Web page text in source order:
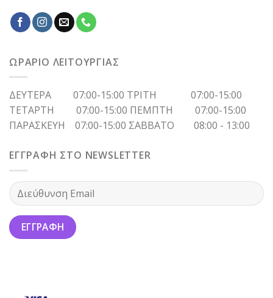
ΩΡΑΡΙΟ ΛΕΙΤΟΥΡΓΙΑΣ
ΔΕΥΤΕΡΑ 07:00-15:00 ΤΡΙΤΗ 07:00-15:00
ΤΕΤΑΡΤΗ 07:00-15:00 ΠΕΜΠΤΗ 07:00-15:00
ΠΑΡΑΣΚΕΥΗ 07:00-15:00 ΣΑΒΒΑΤΟ 08:00 - 13:00
ΕΓΓΡΑΦΗ ΣΤΟ NEWSLETTER